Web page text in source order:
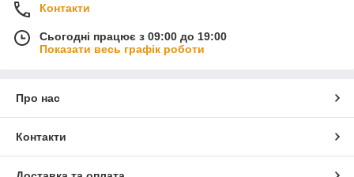
Контакти
Сьогодні працює з 09:00 до 19:00
Показати весь графік роботи
Про нас
Контакти